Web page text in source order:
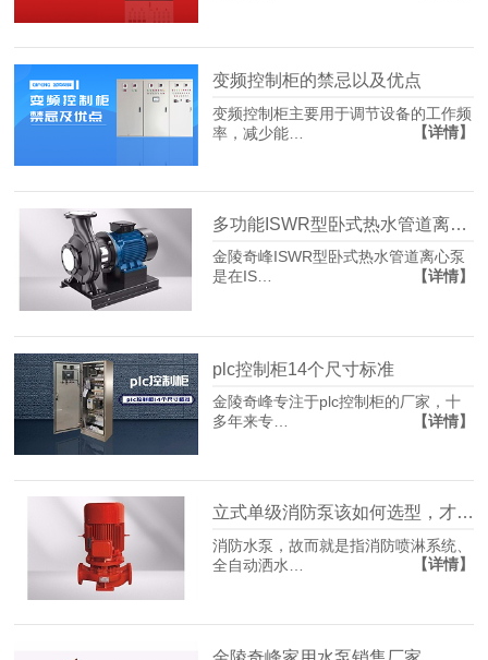
变频控制柜的禁忌以及优点
变频控制柜主要用于调节设备的工作频
率，减少能…
【详情】
多功能ISWR型卧式热水管道离心泵，金陵奇峰带你看看
金陵奇峰ISWR型卧式热水管道离心泵
是在IS…
【详情】
plc控制柜14个尺寸标准
金陵奇峰专注于plc控制柜的厂家，十
多年来专…
【详情】
立式单级消防泵该如何选型，才能避免“先天心肌梗塞”
消防水泵，故而就是指消防喷淋系统、
全自动洒水…
【详情】